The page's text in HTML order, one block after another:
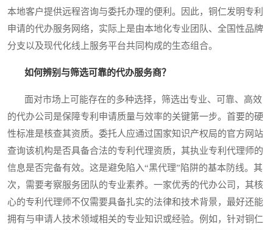
本地客户提供远程咨询与委托办理的便利。因此，铜仁发明专利
申请的代办服务网络，实际上是由本地化专业团队、全国性品牌
分支以及现代化线上服务平台共同构成的生态组合。
如何辨别与筛选可靠的代办服务商？
面对市场上可能存在的多种选择，筛选出专业、可靠、高效
的代办公司是保障专利申请质量与效率的关键第一步。首要的硬
性标准是核查其资质。委托人应通过国家知识产权局的官方网站
查询该机构是否具备合法的专利代理资质，其执业专利代理师的
信息是否完备有效。这是避免陷入“黑代理”陷阱的基本防线。其
次，需要考察服务团队的专业素养。一家优秀的代办公司，其核
心的专利代理师不仅需要具备扎实的法律和技术背景，最好还能
拥有与申请人技术领域相关的专业知识或经验。例如，针对铜仁